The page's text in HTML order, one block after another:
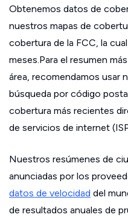
Obtenemos datos de
nuestros mapas de
cobertura de la FCC, la
meses.Para el resumen
área, recomendamos usar
búsqueda por código
cobertura más recientes
de servicios de internet
Nuestros resúmenes de
anunciadas por los
datos de velocidad del
de resultados anuales de